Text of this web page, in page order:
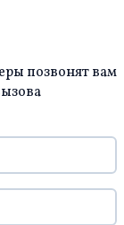
позвонят вам